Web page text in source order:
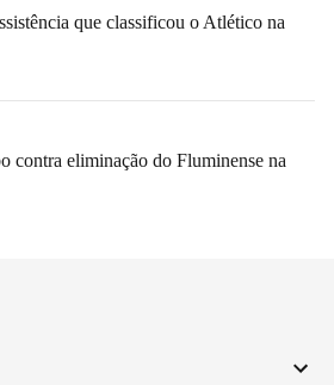
que classificou o Atlético na
contra eliminação do Fluminense na